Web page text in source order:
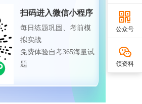
扫码进入微信小程序
每日练题巩固、考前模
拟实战
免费体验自考365海量试
题
公众号
领资料